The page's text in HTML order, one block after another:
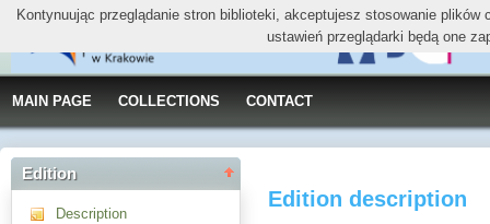
MAIN PAGE COLLECTIONS CONTACT
Edition
Description
Edition description
Kontynuując przeglądanie stron biblioteki, akceptujesz stosowanie
ustawień przeglądarki będą one